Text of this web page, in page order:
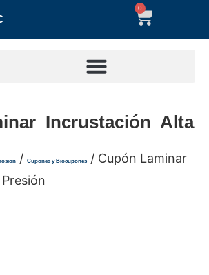
0
Incrustación Alta
/ Cupones y Biocupones
/ Cupón Laminar